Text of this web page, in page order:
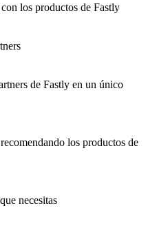
los productos de Fastly
de Fastly en un único
los productos de
necesitas